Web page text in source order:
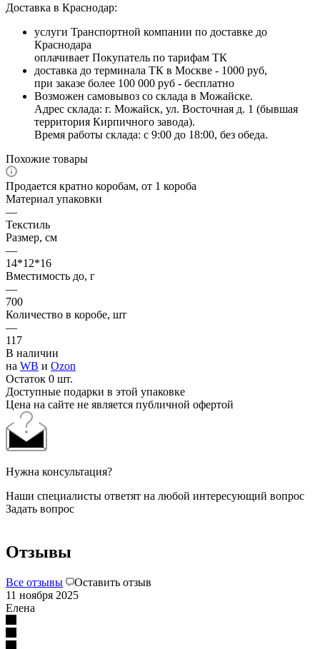
Доставка в Краснодар:
услуги Транспортной компании по доставке до
Краснодара
оплачивает Покупатель по тарифам ТК
доставка до терминала ТК в Москве - 1000 руб,
при заказе более 100 000 руб - бесплатно
Возможен самовывоз со склада в Можайске.
Адрес склада: г. Можайск, ул. Восточная д. 1 (бывшая
территория Кирпичного завода).
Время работы склада: с 9:00 до 18:00, без обеда.
Похожие товары
Продается кратно коробам, от 1 короба
Материал упаковки
—
Текстиль
Размер, см
—
14*12*16
Вместимость до, г
—
700
Количество в коробе, шт
—
117
В наличии
на WB и Ozon
Остаток 0 шт.
Доступные подарки в этой упаковке
Цена на сайте не является публичной офертой
Нужна консультация?
Наши специалисты ответят на любой интересующий вопрос
Задать вопрос
Отзывы
Все отзывы
Оставить отзыв
11 ноября 2025
Елена